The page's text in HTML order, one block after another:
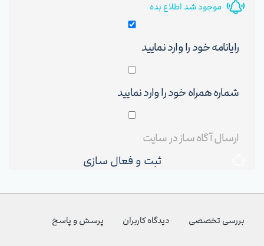
موجود شد اطلاع بده
ثبت و فعال سازی
بررسی تخصصی دیدگاه کاربران پرسش و پاسخ